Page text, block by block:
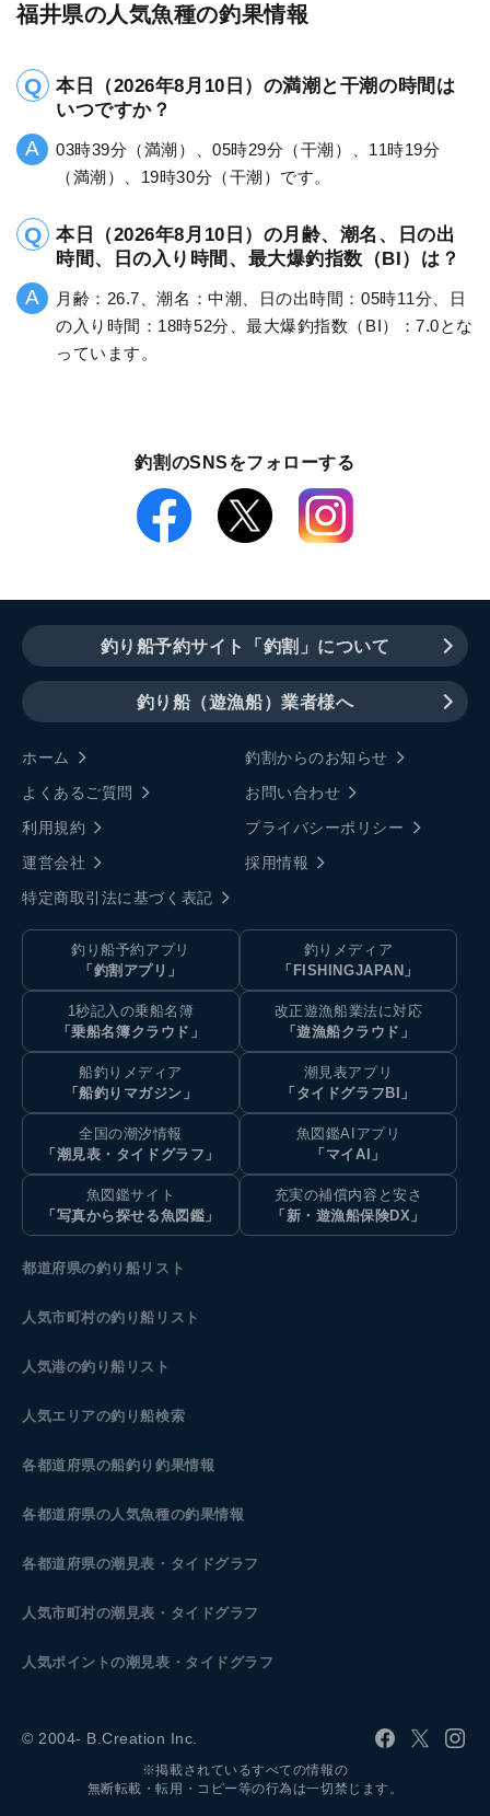
福井県の人気魚種の釣果情報
本日（2026年8月10日）の満潮と干潮の時間は
いつですか？
03時39分（満潮）、05時29分（干潮）、11時19分
（満潮）、19時30分（干潮）です。
本日（2026年8月10日）の月齢、潮名、日の出
時間、日の入り時間、最大爆釣指数（BI）は？
月齢：26.7、潮名：中潮、日の出時間：05時11分、日
の入り時間：18時52分、最大爆釣指数（BI）：7.0とな
っています。
釣割のSNSをフォローする
釣り船予約サイト「釣割」について
釣り船（遊漁船）業者様へ
ホーム
釣割からのお知らせ
よくあるご質問
お問い合わせ
利用規約
プライバシーポリシー
運営会社
採用情報
特定商取引法に基づく表記
釣り船予約アプリ
「釣割アプリ」
釣りメディア
「FISHINGJAPAN」
1秒記入の乗船名簿
「乗船名簿クラウド」
改正遊漁船業法に対応
「遊漁船クラウド」
船釣りメディア
「船釣りマガジン」
潮見表アプリ
「タイドグラフBI」
全国の潮汐情報
「潮見表・タイドグラフ」
魚図鑑AIアプリ
「マイAI」
魚図鑑サイト
「写真から探せる魚図鑑」
充実の補償内容と安さ
「新・遊漁船保険DX」
都道府県の釣り船リスト
人気市町村の釣り船リスト
人気港の釣り船リスト
人気エリアの釣り船検索
各都道府県の船釣り釣果情報
各都道府県の人気魚種の釣果情報
各都道府県の潮見表 ・タイドグラフ
人気市町村の潮見表・タイドグラフ
人気ポイントの潮見表・タイドグラフ
© 2004- B.Creation Inc.
※掲載されているすべての情報の
無断転載・転用・コピー等の行為は一切禁じます。